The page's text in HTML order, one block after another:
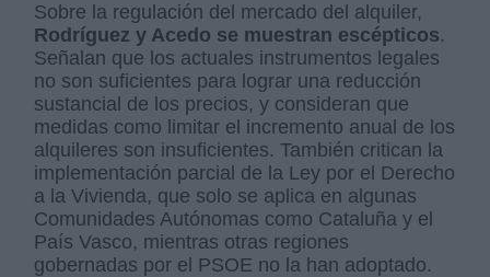
Sobre la regulación del mercado del alquiler,
Rodríguez y Acedo se muestran escépticos.
Señalan que los actuales instrumentos legales
no son suficientes para lograr una reducción
sustancial de los precios, y consideran que
medidas como limitar el incremento anual de los
alquileres son insuficientes. También critican la
implementación parcial de la Ley por el Derecho
a la Vivienda, que solo se aplica en algunas
Comunidades Autónomas como Cataluña y el
País Vasco, mientras otras regiones
gobernadas por el PSOE no la han adoptado.